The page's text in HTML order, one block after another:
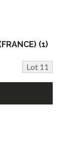
(1)
Lot 11